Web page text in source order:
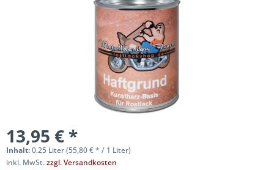
13,95 € *
Inhalt:0.25 Liter (55,80 € * / 1 Liter)
inkl. MwSt.zzgl. Versandkosten